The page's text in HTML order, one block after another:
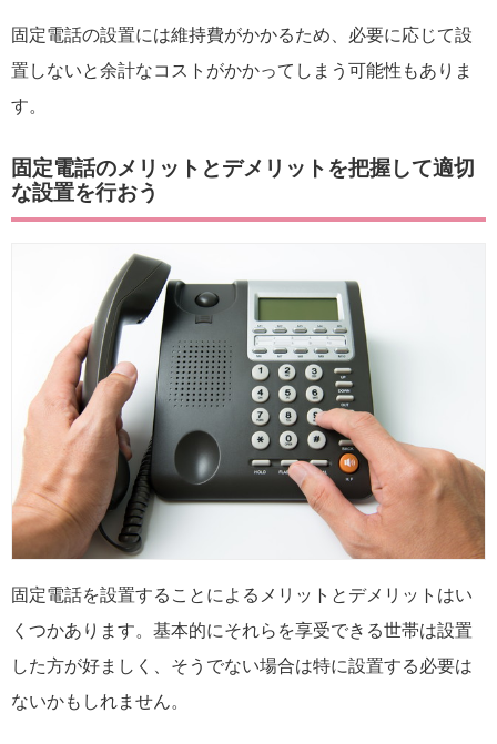
固定電話の設置には維持費がかかるため、必要に応じて設
置しないと余計なコストがかかってしまう可能性もありま
す。
固定電話のメリットとデメリットを把握して適切
な設置を行おう
固定電話を設置することによるメリットとデメリットはい
くつかあります。基本的にそれらを享受できる世帯は設置
した方が好ましく、そうでない場合は特に設置する必要は
ないかもしれません。